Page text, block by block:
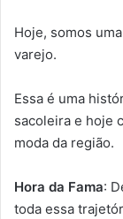
Hoje, somos
varejo.
Essa é uma
sacoleira e hoje
moda da região.
Hora da Fama:
toda essa